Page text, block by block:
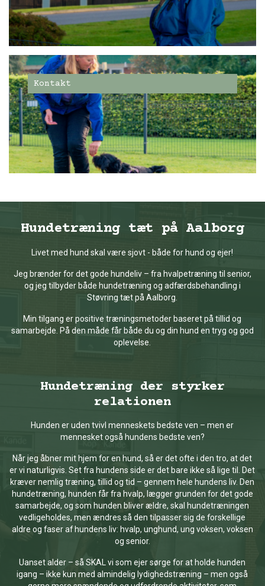
Kontakt
Hundetræning tæt på Aalborg
Livet med hund skal være sjovt - både for hund og ejer!
Jeg brænder for det gode hundeliv – fra hvalpetræning til senior,
og jeg tilbyder både hundetræning og adfærdsbehandling i
Støvring tæt på Aalborg.
Min tilgang er positive træningsmetoder baseret på tillid og
samarbejde. På den måde får både du og din hund en tryg og god
oplevelse.
Hundetræning der styrker
relationen
Hunden er uden tvivl menneskets bedste ven – men er
mennesket også hundens bedste ven?
Når jeg åbner mit hjem for en hund, så er det ofte i den tro, at det
er vi naturligvis. Set fra hundens side er det bare ikke så lige til. Det
kræver nemlig træning, tillid og tid – gennem hele hundens liv. Den
hundetræning, hunden får fra hvalp, lægger grunden for det gode
samarbejde, og som hunden bliver ældre, skal hundetræningen
vedligeholdes, men ændres så den tilpasser sig de forskellige
aldre og faser af hundens liv: hvalp, unghund, ung voksen, voksen
og senior.
Uanset alder – så SKAL vi som ejer sørge for at holde hunden
igang – ikke kun med almindelig lydighedstræning – men også